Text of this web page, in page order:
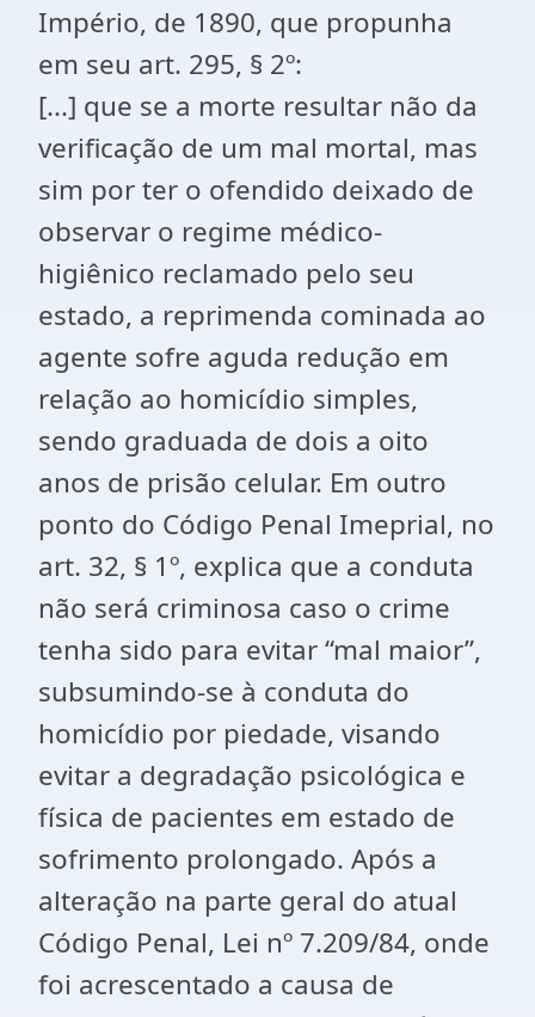
Império, de 1890, que propunha
em seu art. 295, § 2º:
[...] que se a morte resultar não da
verificação de um mal mortal, mas
sim por ter o ofendido deixado de
observar o regime médico-
higiênico reclamado pelo seu
estado, a reprimenda cominada ao
agente sofre aguda redução em
relação ao homicídio simples,
sendo graduada de dois a oito
anos de prisão celular. Em outro
ponto do Código Penal Imeprial, no
art. 32, § 1º, explica que a conduta
não será criminosa caso o crime
tenha sido para evitar “mal maior”,
subsumindo-se à conduta do
homicídio por piedade, visando
evitar a degradação psicológica e
física de pacientes em estado de
sofrimento prolongado. Após a
alteração na parte geral do atual
Código Penal, Lei nº 7.209/84, onde
foi acrescentado a causa de